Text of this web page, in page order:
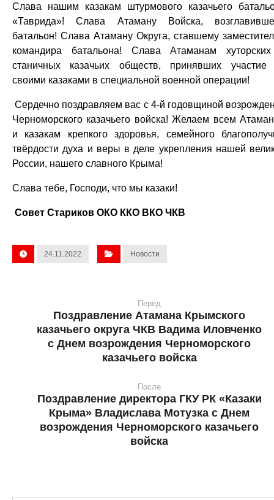
Слава нашим казакам штурмового казачьего
«Таврида»! Слава Атаману Войска,
батальон! Слава Атаману Округа, ставшему
командира батальона! Слава Атаманам
станичных казачьих обществ, принявших участие
своими казаками в специальной военной операции!
Сердечно поздравляем вас с 4-й годовщиной
Черноморского казачьего войска! Желаем всем
и казакам крепкого здоровья, семейного
твёрдости духа и веры в деле укрепления нашей
России, нашего славного Крыма!
Слава тебе, Господи, что мы казаки!
Совет Стариков ОКО ККО ВКО ЧКВ
24.11.2022 Новости
Перед
Поздравление Атамана Крымского
казачьего округа ЧКВ Вадима Иловченко
с Днем возрождения Черноморского
казачьего войска
После
Поздравление директора ГКУ РК «Казаки
Крыма» Владислава Мотузка с Днем
возрождения Черноморского казачьего
войска